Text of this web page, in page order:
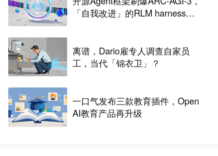
「自我改进」的RLM harness引
离谱，Dario雇专人调查自家员
工，当代「锦衣卫」？
一口气发布三款教育插件，Open
AI教育产品再升级